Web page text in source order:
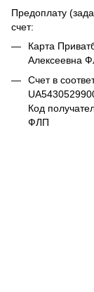
Предоплату
счет:
Карта
Алексеевна
Счет в
Код
ФЛП